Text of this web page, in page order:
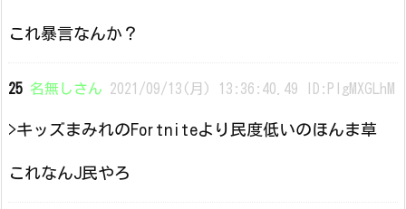
これ暴言なんか？
25 名無しさん 2021/09/13(月) 13:36:40.49 ID:PlgMXGLhM
>キッズまみれのFortniteより民度低いのほんま草
これなんJ民やろ